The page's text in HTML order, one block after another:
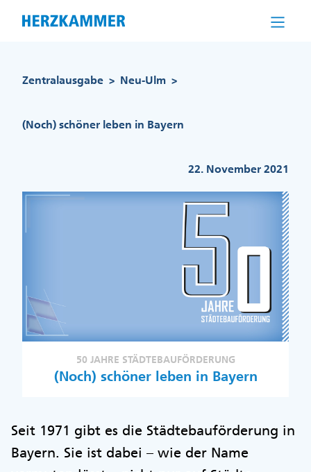
Zentralausgabe > Neu-Ulm >
(Noch) schöner leben in Bayern
22. November 2021
50 JAHRE STÄDTEBAUFÖRDERUNG
(Noch) schöner leben in Bayern
Seit 1971 gibt es die Städtebauförderung in
Bayern. Sie ist dabei – wie der Name